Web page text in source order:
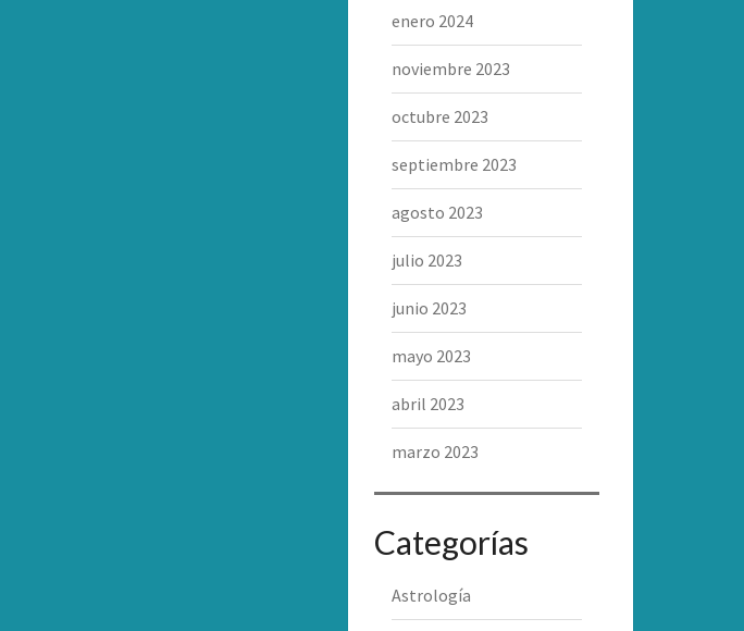
enero 2024
noviembre 2023
octubre 2023
septiembre 2023
agosto 2023
julio 2023
junio 2023
mayo 2023
abril 2023
marzo 2023
Categorías
Astrología